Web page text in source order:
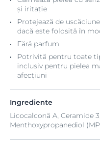
și iritație
Protejează de
dacă este folosită în
Fără parfum
Potrivită pentru toate
inclusiv pentru pielea
afecțiuni
Ingrediente
Licocalconă A, Ceramide 3,
Menthoxypropanediol